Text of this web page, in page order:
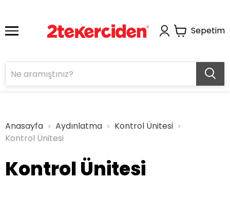
Sepetim
Anasayfa Aydınlatma
Kontrol Ünitesi
Kontrol Ünitesi
Kontrol Ünitesi